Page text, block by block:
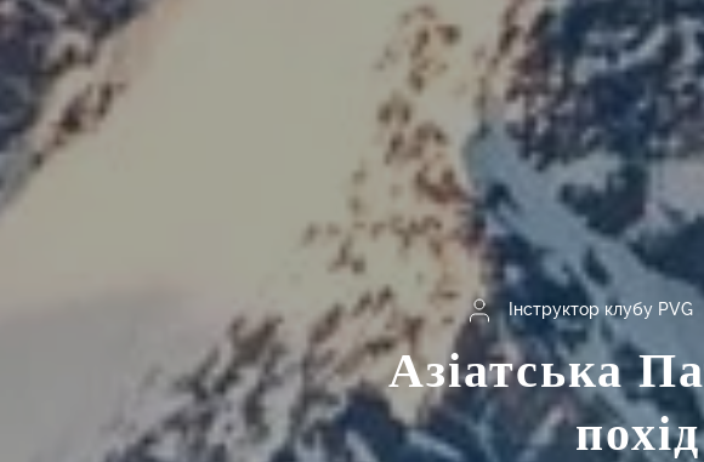
Інструктор клубу PVG
Азіатська